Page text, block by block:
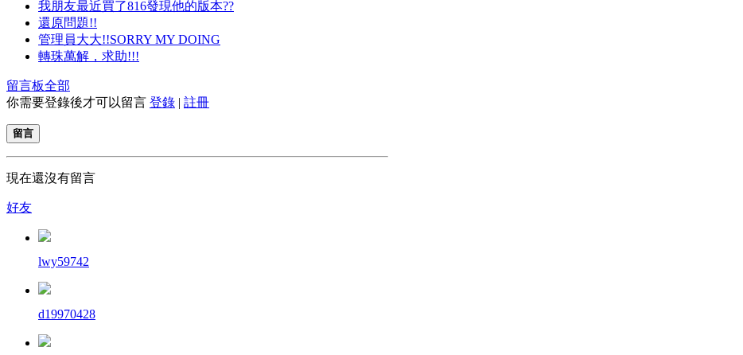
我朋友最近買了816發現他的版本??
還原問題!!
管理員大大!!SORRY MY DOING
轉珠萬解，求助!!!
留言板全部
你需要登錄後才可以留言 登錄 | 註冊
留言
現在還沒有留言
好友
lwy59742
d19970428